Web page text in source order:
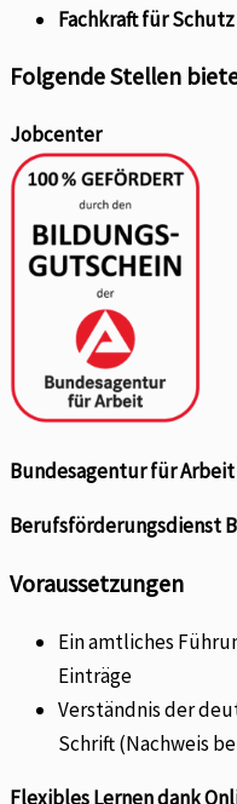
Fachkraft für
Folgende Stellen
Jobcenter
Bundesagentur für
Berufsförderungsdienst
Voraussetzungen
Ein amtliches
Einträge
Verständnis der
Schrift (Nachweis
Flexibles Lernen dank